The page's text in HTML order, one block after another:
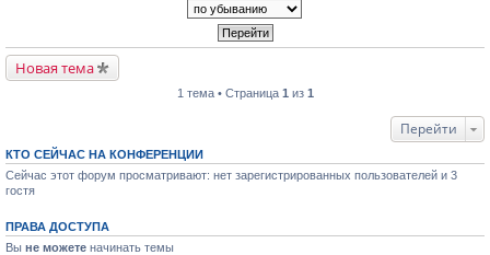
Новая тема
1 тема • Страница 1 из 1
Перейти
КТО СЕЙЧАС НА КОНФЕРЕНЦИИ
Сейчас этот форум просматривают: нет зарегистрированных пользователей и 3
гостя
ПРАВА ДОСТУПА
Вы не можете начинать темы